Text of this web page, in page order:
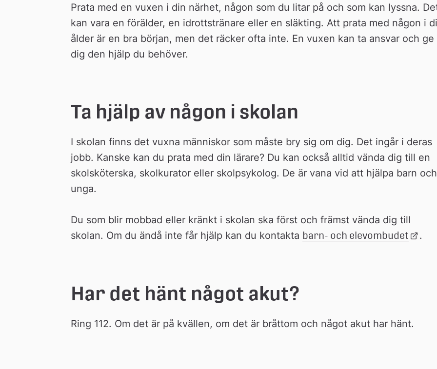
Prata med en vuxen i din närhet, någon som du litar på och som kan lyssna.
kan vara en förälder, en idrottstränare eller en släkting. Att prata med någon i
ålder är en bra början, men det räcker ofta inte. En vuxen kan ta ansvar och ge
dig den hjälp du behöver.
Ta hjälp av någon i skolan
I skolan finns det vuxna människor som måste bry sig om dig. Det ingår i deras
jobb. Kanske kan du prata med din lärare? Du kan också alltid vända dig till en
skolsköterska, skolkurator eller skolpsykolog. De är vana vid att hjälpa barn och
unga.
Du som blir mobbad eller kränkt i skolan ska först och främst vända dig till
skolan. Om du ändå inte får hjälp kan du kontakta barn- och elevombudet Länk
.
Har det hänt något akut?
Ring 112. Om det är på kvällen, om det är bråttom och något akut har hänt.